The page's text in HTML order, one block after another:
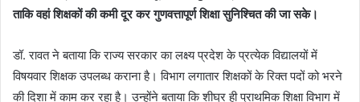
ताकि वहां शिक्षकों की कमी दूर कर गुणवत्तापूर्ण शिक्षा सुनिश्चित की जा सके।
डॉ. रावत ने बताया कि राज्य सरकार का लक्ष्य प्रदेश के प्रत्येक विद्यालयों में
विषयवार शिक्षक उपलब्ध कराना है। विभाग लगातार शिक्षकों के रिक्त पदों को भरने
की दिशा में काम कर रहा है। उन्होंने बताया कि शीघ्र ही प्राथमिक शिक्षा विभाग में